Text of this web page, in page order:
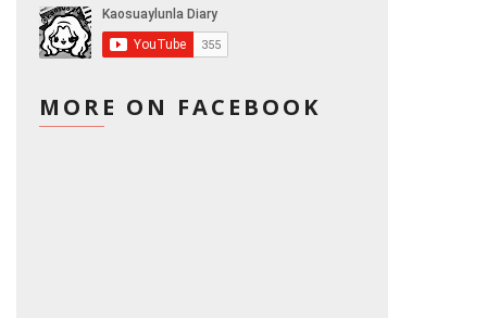
MORE ON FACEBOOK